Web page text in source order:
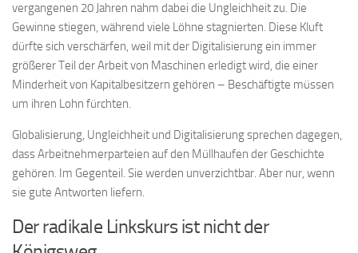
vergangenen 20 Jahren nahm dabei die Ungleichheit zu. Die
Gewinne stiegen, während viele Löhne stagnierten. Diese Kluft
dürfte sich verschärfen, weil mit der Digitalisierung ein immer
größerer Teil der Arbeit von Maschinen erledigt wird, die einer
Minderheit von Kapitalbesitzern gehören – Beschäftigte müssen
um ihren Lohn fürchten.
Globalisierung, Ungleichheit und Digitalisierung sprechen dagegen,
dass Arbeitnehmerparteien auf den Müllhaufen der Geschichte
gehören. Im Gegenteil. Sie werden unverzichtbar. Aber nur, wenn
sie gute Antworten liefern.
Der radikale Linkskurs ist nicht der